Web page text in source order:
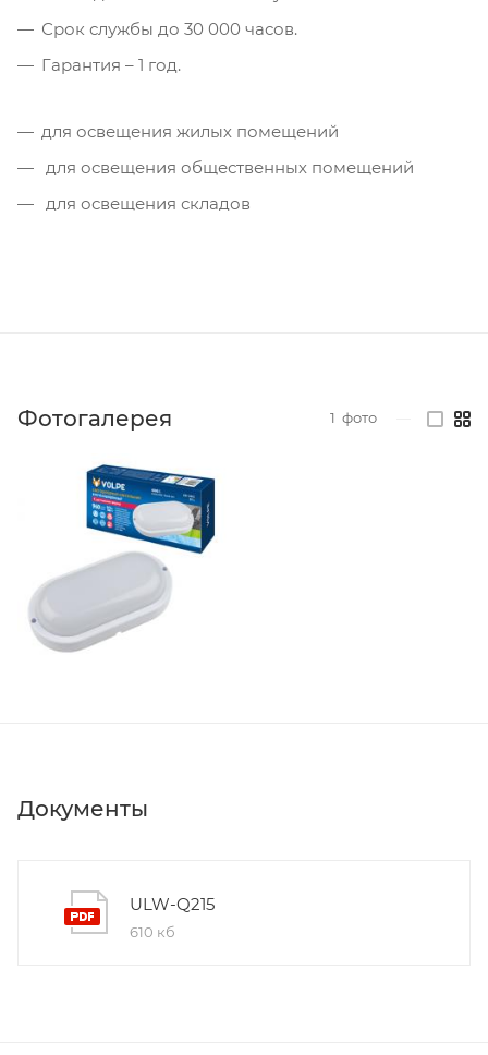
Срок службы до 30 000 часов.
Гарантия – 1 год.
для освещения жилых помещений
для освещения общественных помещений
для освещения складов
Фотогалерея 1 фото
Документы
ULW-Q215
610 кб